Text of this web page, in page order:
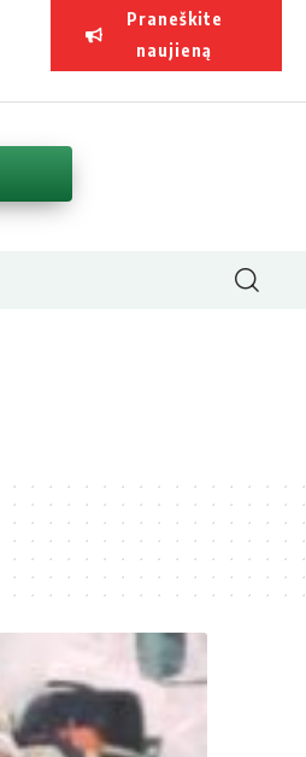
Praneškite
naujieną